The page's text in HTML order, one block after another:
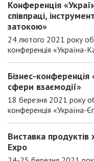
Конференція
співпраці,
затокою»
24 лютого 2021 року
конференція «Україна-
Бізнес-конференція
сфери взаємодії»
18 березня 2021 року
конференція «Україна-
Виставка
Expo